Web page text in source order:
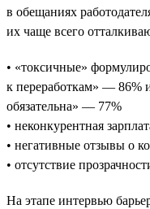
в обещаниях
их чаще всего
• «токсичные»
к переработкам» — 86%
обязательна» — 77%
• неконкурентная
• негативные отзывы о
• отсутствие
На этапе интервью